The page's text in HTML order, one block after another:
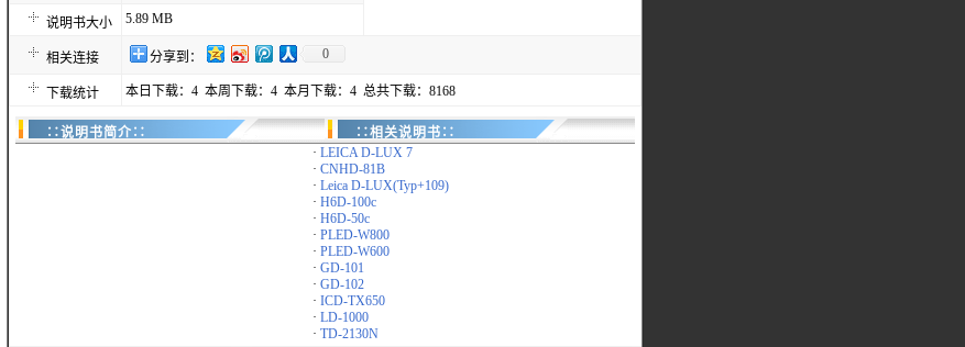
说明书大小 5.89 MB
相关连接 分享到： 0
下载统计 本日下载：4 本周下载：4 本月下载：4 总共下载：8168
∷说明书简介∷
∷相关说明书∷
· LEICA D-LUX 7
· CNHD-81B
· Leica D-LUX(Typ+109)
· H6D-100c
· H6D-50c
· PLED-W800
· PLED-W600
· GD-101
· GD-102
· ICD-TX650
· LD-1000
· TD-2130N